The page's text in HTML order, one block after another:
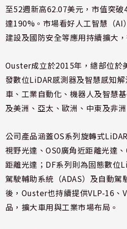
至52週新高62.07美元，市值突
達190%。市場看好人工智慧（AI
建設及國防安全等應用持續擴大
Ouster成立於2015年，總部位於
發數位LiDAR感測器及智慧感知
車、工業自動化、機器人及智慧
及美洲、亞太、歐洲、中東及非洲
公司產品涵蓋OS系列旋轉式
視野光達、OS0廣角近距離光達
距離光達；DF系列則為固態數位
駕駛輔助系統（ADAS）及自動
後，Ouster也持續提供VLP-16、
品，擴大車用與工業市場布局。